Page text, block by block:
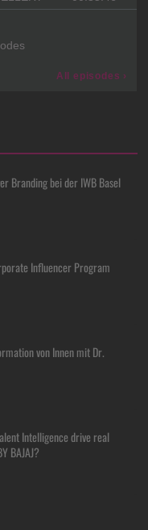
Branding bei der IWB Basel
Influencer Program
von Innen mit Dr.
Intelligence drive real
BAJAJ?